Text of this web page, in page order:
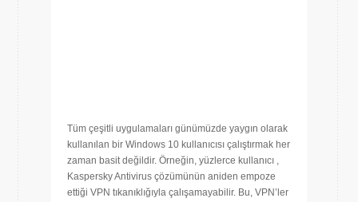
Tüm çeşitli uygulamaları günümüzde yaygın olarak
kullanılan bir Windows 10 kullanıcısı çalıştırmak her
zaman basit değildir. Örneğin, yüzlerce kullanıcı ,
Kaspersky Antivirus çözümünün aniden empoze
ettiği VPN tıkanıklığıyla çalışamayabilir. Bu, VPN’ler